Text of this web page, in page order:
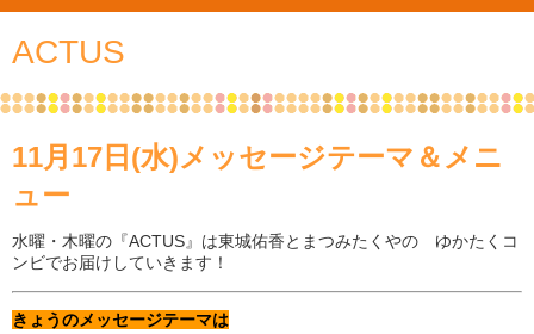
ACTUS
11月17日(水)メッセージテーマ＆メニ
ュー
水曜・木曜の『ACTUS』は東城佑香とまつみたくやの ゆかたくコ
ンビでお届けしていきます！
きょうのメッセージテーマは